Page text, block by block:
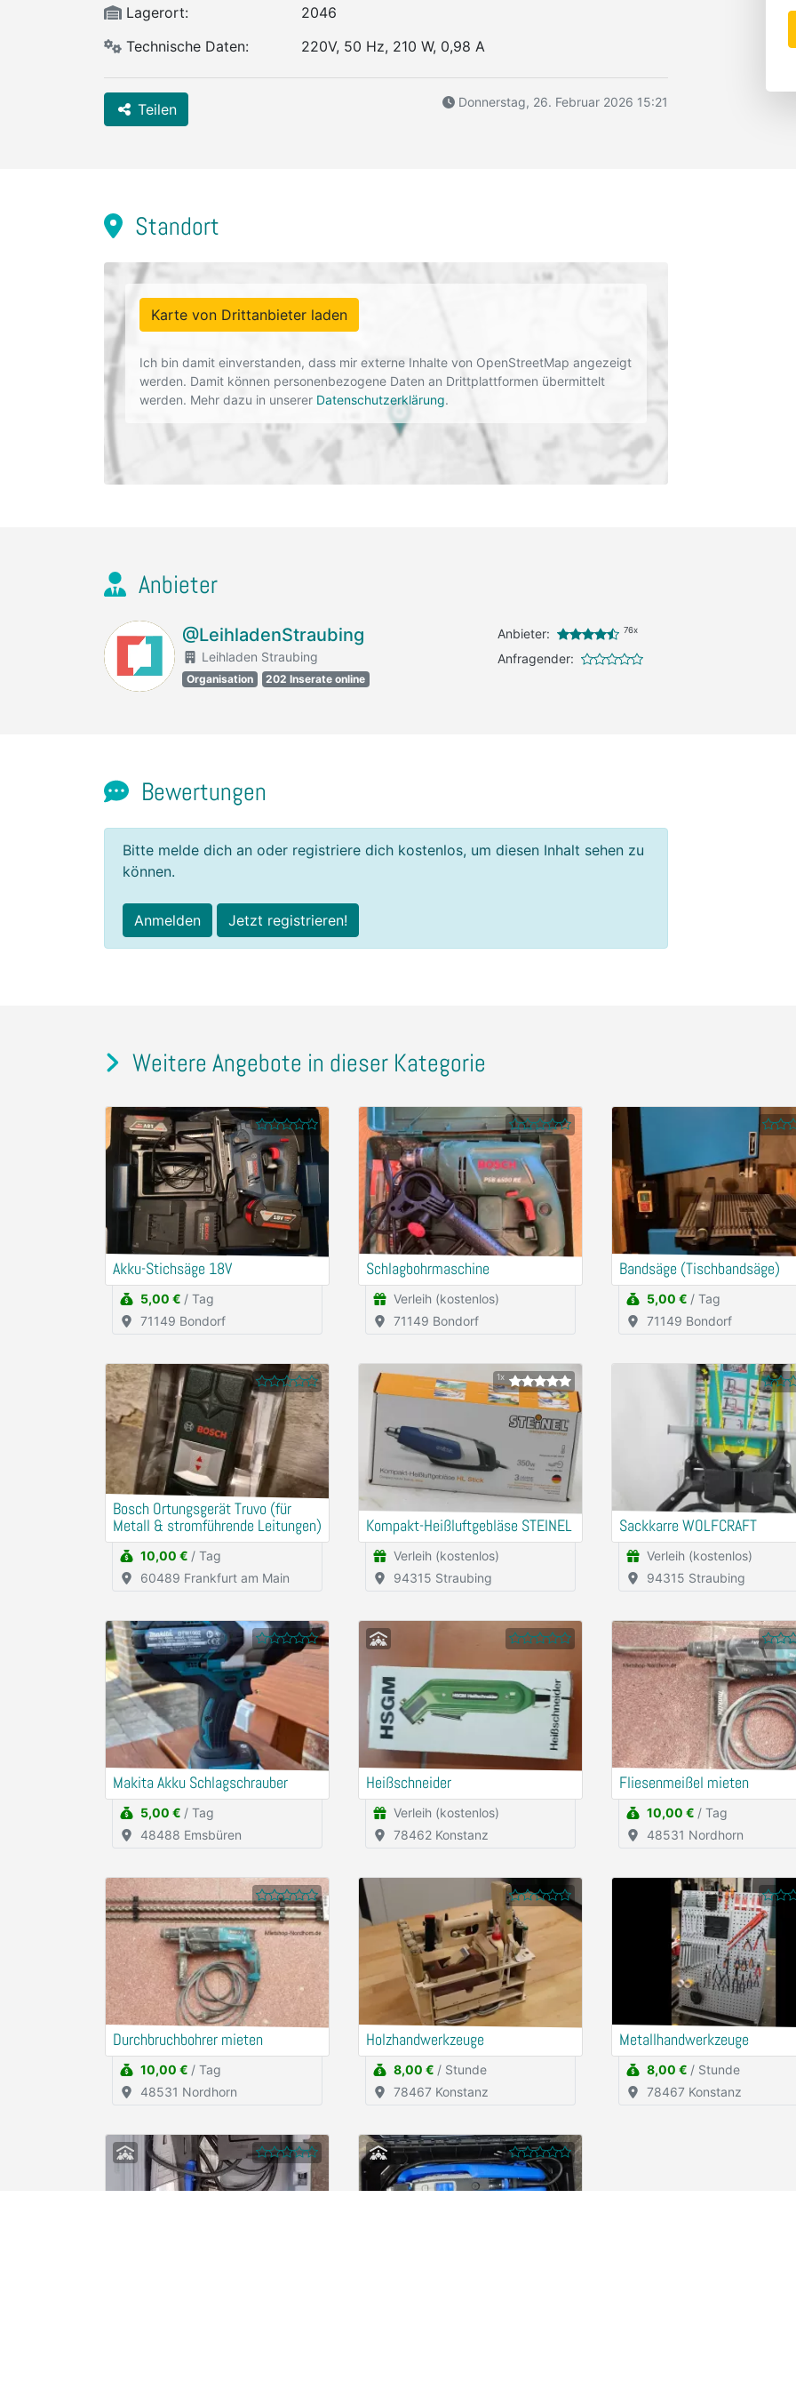
Lagerort:
2046
Technische Daten:
220V, 50 Hz, 210 W, 0,98 A
Teilen Donnerstag, 26. Februar 2026 15:21
Standort
Karte von Drittanbieter laden
Ich bin damit einverstanden, dass mir externe Inhalte von OpenStreetMap angezeigt
werden. Damit können personenbezogene Daten an Drittplattformen übermittelt
werden. Mehr dazu in unserer Datenschutzerklärung.
Anbieter
@LeihladenStraubing
Leihladen Straubing
Organisation 202 Inserate online
Anbieter: 76x
Anfragender:
Bewertungen
Bitte melde dich an oder registriere dich kostenlos, um diesen Inhalt sehen zu
können.
Anmelden Jetzt registrieren!
Weitere Angebote in dieser Kategorie
Akku-Stichsäge 18V
5,00 € / Tag
71149 Bondorf
Schlagbohrmaschine
Verleih (kostenlos)
71149 Bondorf
Bandsäge (Tischbandsäge)
5,00 € / Tag
71149 Bondorf
Bosch Ortungsgerät Truvo (für
Metall & stromführende Leitungen)
10,00 € / Tag
60489 Frankfurt am Main
1x
Kompakt-Heißluftgebläse STEINEL
Verleih (kostenlos)
94315 Straubing
Sackkarre WOLFCRAFT
Verleih (kostenlos)
94315 Straubing
Makita Akku Schlagschrauber
5,00 € / Tag
48488 Emsbüren
Heißschneider
Verleih (kostenlos)
78462 Konstanz
Fliesenmeißel mieten
10,00 € / Tag
48531 Nordhorn
Durchbruchbohrer mieten
10,00 € / Tag
48531 Nordhorn
Holzhandwerkzeuge
8,00 € / Stunde
78467 Konstanz
Metallhandwerkzeuge
8,00 € / Stunde
78467 Konstanz